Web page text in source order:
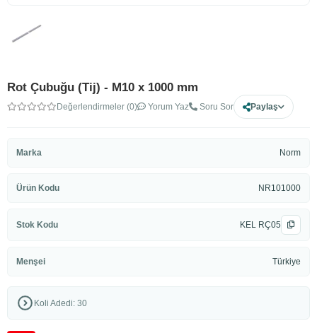
Rot Çubuğu (Tij) - M10 x 1000 mm
Değerlendirmeler (0) Yorum Yaz Soru Sor Paylaş
Marka Norm
Ürün Kodu NR101000
Stok Kodu KEL RÇ05
Menşei Türkiye
Koli Adedi: 30